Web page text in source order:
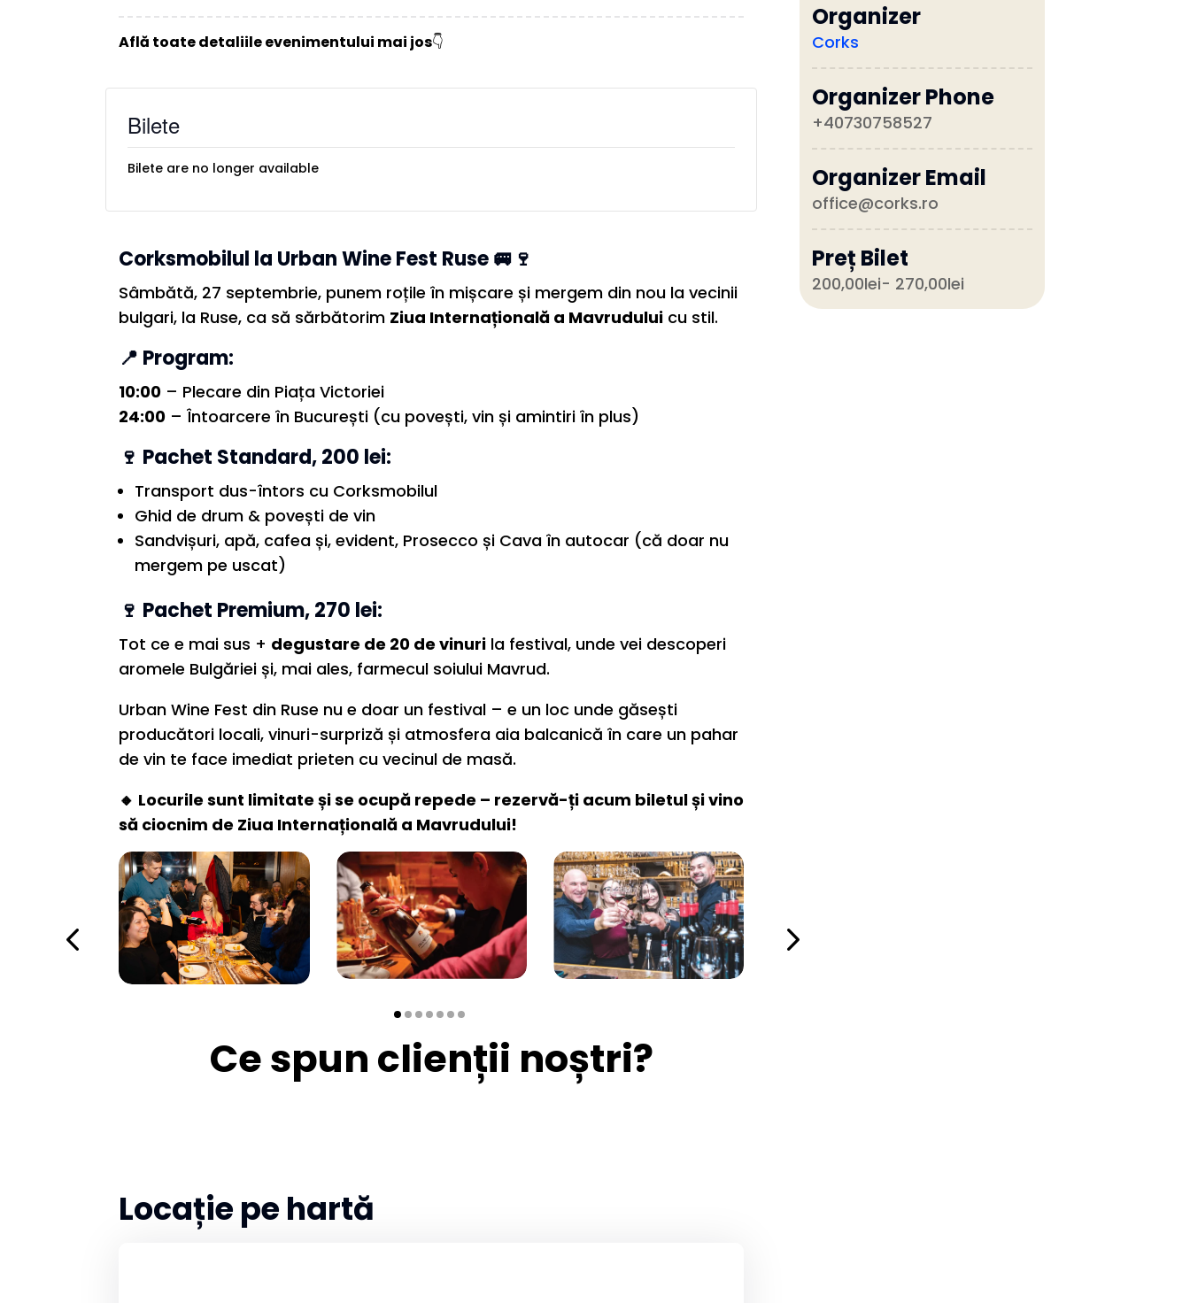
Află toate detaliile evenimentului mai jos👇
Bilete
Bilete are no longer available
Corksmobilul la Urban Wine Fest Ruse 🚐🍷
Sâmbătă, 27 septembrie, punem roțile în mișcare și mergem din nou la vecinii
bulgari, la Ruse, ca să sărbătorim Ziua Internațională a Mavrudului cu stil.
📍 Program:
10:00 – Plecare din Piața Victoriei
24:00 – Întoarcere în București (cu povești, vin și amintiri în plus)
🍷 Pachet Standard, 200 lei:
Transport dus-întors cu Corksmobilul
Ghid de drum & povești de vin
Sandvișuri, apă, cafea și, evident, Prosecco și Cava în autocar (că doar nu
mergem pe uscat)
🍷 Pachet Premium, 270 lei:
Tot ce e mai sus + degustare de 20 de vinuri la festival, unde vei descoperi
aromele Bulgăriei și, mai ales, farmecul soiului Mavrud.
Urban Wine Fest din Ruse nu e doar un festival – e un loc unde găsești
producători locali, vinuri-surpriză și atmosfera aia balcanică în care un pahar
de vin te face imediat prieten cu vecinul de masă.
🔸 Locurile sunt limitate și se ocupă repede – rezervă-ți acum biletul și vino
să ciocnim de Ziua Internațională a Mavrudului!
Ce spun clienții noștri?
Locație pe hartă
Organizer
Corks
Organizer Phone
+40730758527
Organizer Email
office@corks.ro
Preț Bilet
200,00lei- 270,00lei